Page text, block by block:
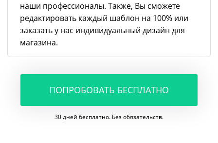
наши профессионалы. Также, Вы сможете
редактировать каждый шаблон на 100% или
заказать у нас индивидуальный дизайн для
магазина.
ПОПРОБОВАТЬ БЕСПЛАТНО
30 дней бесплатно. Без обязательств.